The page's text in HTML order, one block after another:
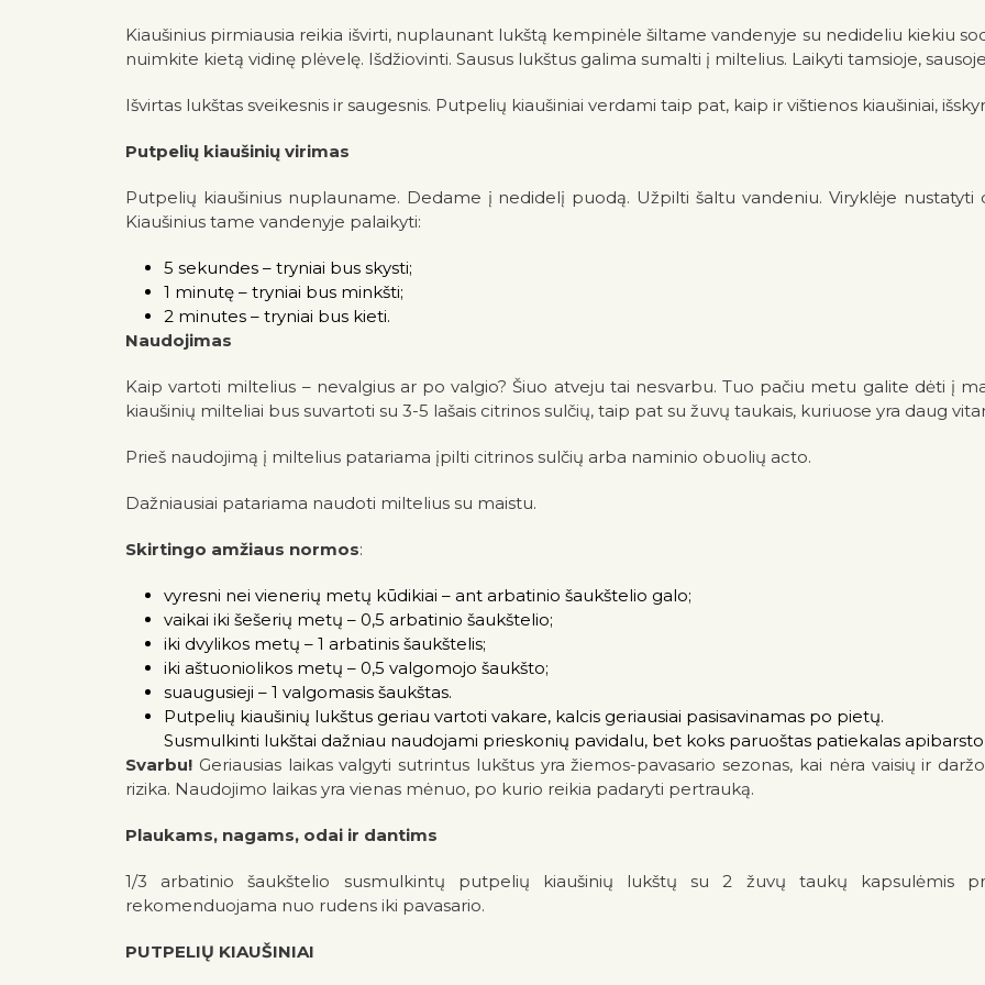
Kiaušinius pirmiausia reikia išvirti, nuplaunant lukštą kempinėle šiltame vandenyje su nedideliu kiekiu
nuimkite kietą vidinę plėvelę. Išdžiovinti. Sausus lukštus galima sumalti į miltelius. Laikyti tamsioje,
Išvirtas lukštas sveikesnis ir saugesnis. Putpelių kiaušiniai verdami taip pat, kaip ir vištienos kiaušiniai,
Putpelių kiaušinių virimas
Putpelių kiaušinius nuplauname. Dedame į nedidelį puodą. Užpilti šaltu vandeniu. Viryklėje nustatyti
Kiaušinius tame vandenyje palaikyti:
5 sekundes – tryniai bus skysti;
1 minutę – tryniai bus minkšti;
2 minutes – tryniai bus kieti.
Naudojimas
Kaip vartoti miltelius – nevalgius ar po valgio? Šiuo atveju tai nesvarbu. Tuo pačiu metu galite dėti į
kiaušinių milteliai bus suvartoti su 3-5 lašais citrinos sulčių, taip pat su žuvų taukais, kuriuose yra daug
Prieš naudojimą į miltelius patariama įpilti citrinos sulčių arba naminio obuolių acto.
Dažniausiai patariama naudoti miltelius su maistu.
Skirtingo amžiaus normos:
vyresni nei vienerių metų kūdikiai – ant arbatinio šaukštelio galo;
vaikai iki šešerių metų – 0,5 arbatinio šaukštelio;
iki dvylikos metų – 1 arbatinis šaukštelis;
iki aštuoniolikos metų – 0,5 valgomojo šaukšto;
suaugusieji – 1 valgomasis šaukštas.
Putpelių kiaušinių lukštus geriau vartoti vakare, kalcis geriausiai pasisavinamas po pietų.
Susmulkinti lukštai dažniau naudojami prieskonių pavidalu, bet koks paruoštas patiekalas
Svarbu! Geriausias laikas valgyti sutrintus lukštus yra žiemos-pavasario sezonas, kai nėra vaisių ir
rizika. Naudojimo laikas yra vienas mėnuo, po kurio reikia padaryti pertrauką.
Plaukams, nagams, odai ir dantims
1/3 arbatinio šaukštelio susmulkintų putpelių kiaušinių lukštų su 2 žuvų taukų kapsulėmis
rekomenduojama nuo rudens iki pavasario.
PUTPELIŲ KIAUŠINIAI